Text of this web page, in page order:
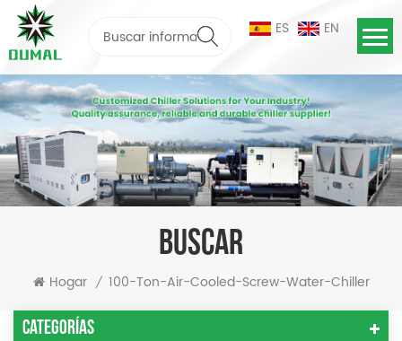
ES EN
BUSCAR
Hogar / 100-Ton-Air-Cooled-Screw-Water-Chiller
Categorías